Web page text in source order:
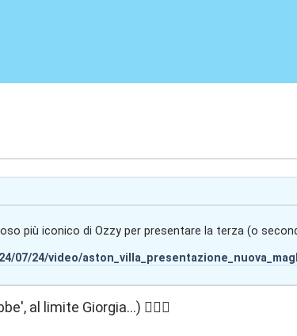
più iconico di Ozzy per presentare la terza (o
07/24/video/
al limite Giorgia...) 🤦🏻‍♂️